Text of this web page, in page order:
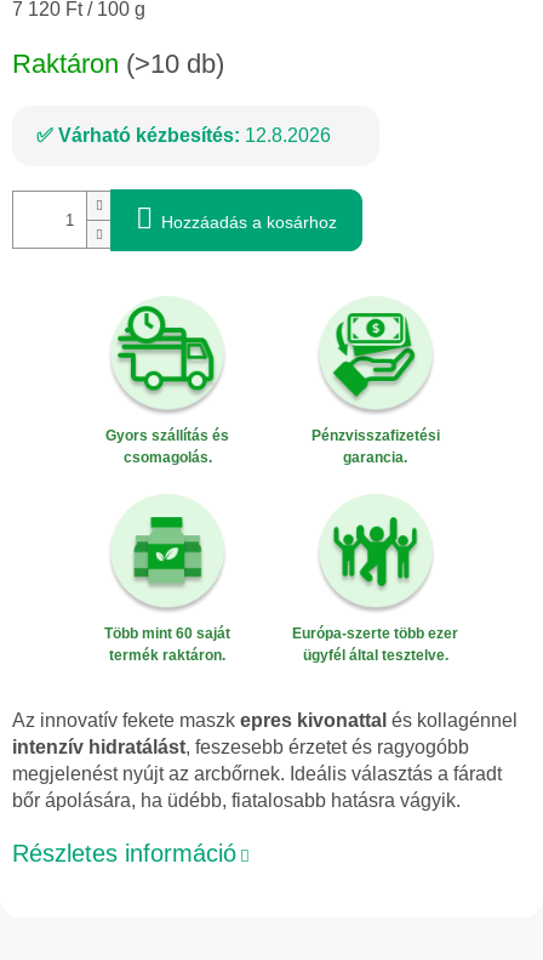
Egységár:
7 120 Ft / 100 g
Raktáron (>10 db)
Várható kézbesítés: 12.8.2026
Hozzáadás a kosárhoz
Gyors szállítás és
csomagolás.
Pénzvisszafizetési
garancia.
Több mint 60 saját
termék raktáron.
Európa-szerte több ezer
ügyfél által tesztelve.
Az innovatív fekete maszk epres kivonattal és kollagénnel
intenzív hidratálást, feszesebb érzetet és ragyogóbb
megjelenést nyújt az arcbőrnek. Ideális választás a fáradt
bőr ápolására, ha üdébb, fiatalosabb hatásra vágyik.
Részletes információ